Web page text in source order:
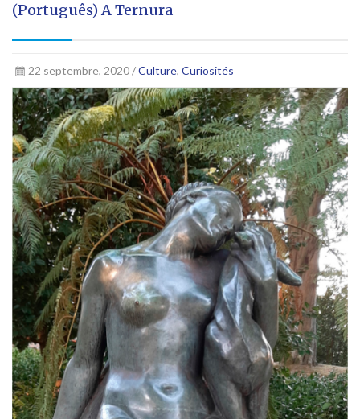
(Português) A Ternura
22 septembre, 2020 /Culture, Curiosités